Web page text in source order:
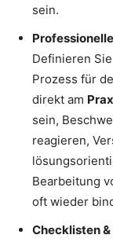
sein.
Definieren
Prozess für
direkt am
sein,
reagieren,
Bearbeitung
oft wieder
Checklisten